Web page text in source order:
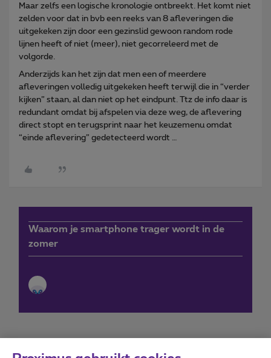
Maar zelfs een logische kronologie ontbreekt. Het komt niet
zelden voor dat in bvb een reeks van 8 afleveringen die
uitgekeken zijn door een gezinslid gewoon random rode
lijnen heeft of niet (meer), niet gecorreleerd met de
volgorde.
Anderzijds kan het zijn dat men een of meerdere
afleveringen volledig uitgekeken heeft terwijl die in “verder
kijken” staan, al dan niet op het eindpunt. Ttz de info daar is
redundant omdat bij afspelen via deze weg, de aflevering
direct stopt en terugsprint naar het keuzemenu omdat
“einde aflevering” gedetecteerd wordt …
Waarom je smartphone trager wordt in de
zomer